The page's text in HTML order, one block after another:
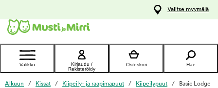
Ota yhteyttä
asiakaspalveluun
Valitse myymälä
Valikko
Kirjaudu /
Rekisteröidy
Ostoskori Hae
Alkuun Kissat Kiipeily- ja raapimapuut Kiipeilypuut
Basic Lodge